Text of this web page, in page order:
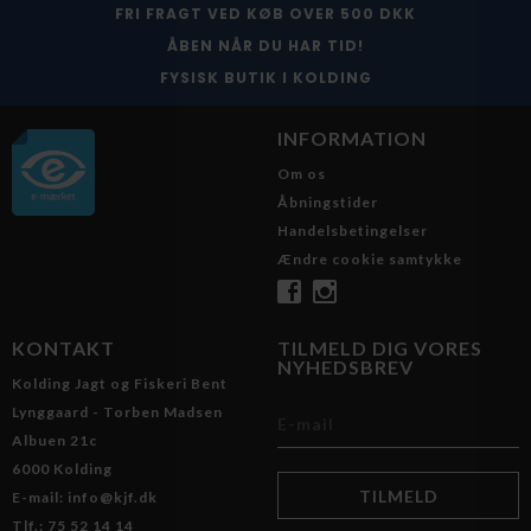
FRI FRAGT VED KØB OVER 500 DKK
ÅBEN NÅR DU HAR TID!
FYSISK BUTIK I KOLDING
INFORMATION
Om os
Åbningstider
Handelsbetingelser
Ændre cookie samtykke
KONTAKT
Kolding Jagt og Fiskeri Bent
Lynggaard - Torben Madsen
Albuen 21c
6000 Kolding
E-mail: info@kjf.dk
Tlf.: 75 52 14 14
TILMELD DIG VORES
NYHEDSBREV